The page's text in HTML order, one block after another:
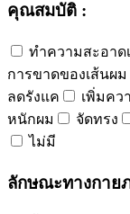
คุณสมบัติ :
ทำความสะอาด
การขาดของเส้นผม
ลดรังแค
เพิ่มคว
หนักผม
จัดทรง
ไม่มี
ลักษณะทางกาย